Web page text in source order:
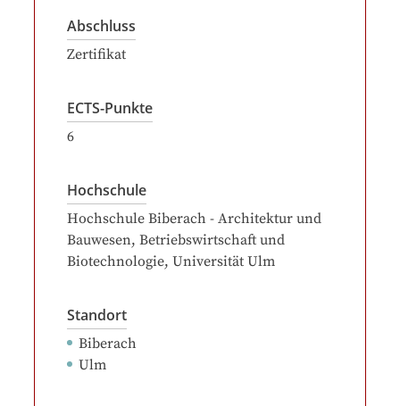
Abschluss
Zertifikat
ECTS-Punkte
6
Hochschule
Hochschule Biberach - Architektur und
Bauwesen, Betriebswirtschaft und
Biotechnologie, Universität Ulm
Standort
Biberach
Ulm